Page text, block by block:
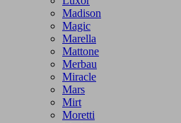
Madison
Magic
Marella
Mattone
Merbau
Miracle
Mars
Mirt
Moretti